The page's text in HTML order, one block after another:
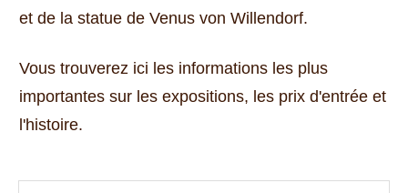
et de la statue de Venus von Willendorf.
Vous trouverez ici les informations les plus
importantes sur les expositions, les prix d'entrée et
l'histoire.